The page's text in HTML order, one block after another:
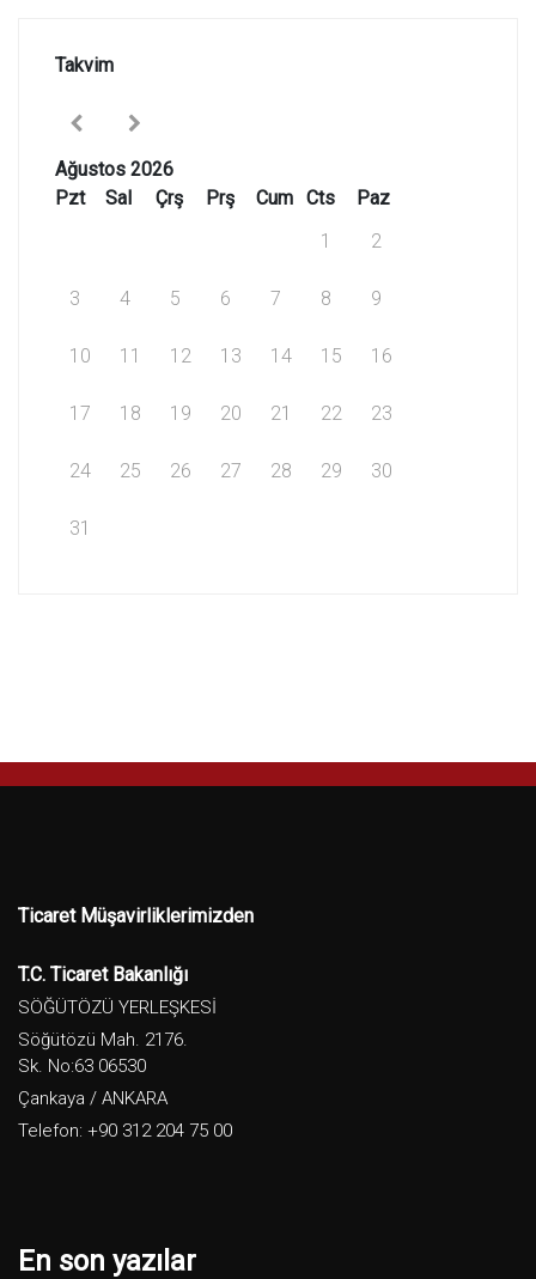
Takvim
Ağustos 2026
Pzt
Sal Çrş Prş Cum Cts
Paz
1
2
3 4 5 6 7 8 9
10 11 12 13 14 15 16
17 18 19 20 21 22 23
24 25 26 27 28 29 30
31
Ticaret Müşavirliklerimizden
T.C. Ticaret Bakanlığı
SÖĞÜTÖZÜ YERLEŞKESİ
Söğütözü Mah. 2176.
Sk. No:63 06530
Çankaya / ANKARA
Telefon: +90 312 204 75 00
En son yazılar